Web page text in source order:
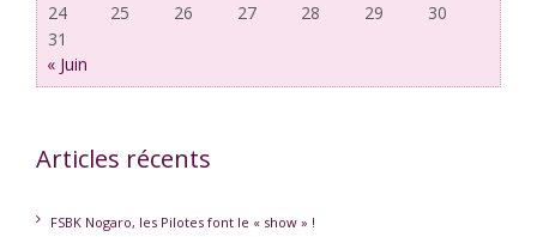
24
25 26 27 28 29
30
31
« Juin
Articles récents
FSBK Nogaro, les Pilotes font le « show » !